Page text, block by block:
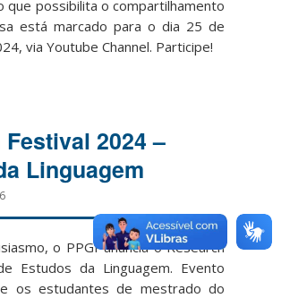
que possibilita o compartilhamento
está marcado para o dia 25 de
via Youtube Channel. Participe!
2024 –
Linguagem
o PPGI anuncia o Research
Estudos da Linguagem. Evento
os estudantes de mestrado do